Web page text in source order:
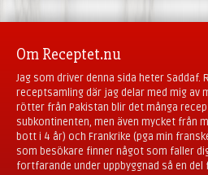
Om Receptet.nu
Jag som driver denna sida heter Saddaf.
receptsamling där jag delar med mig av
rötter från Pakistan blir det många
subkontinenten, men även mycket från
bott i 4 år) och Frankrike (pga min
som besökare finner något som faller
fortfarande under uppbyggnad så en del